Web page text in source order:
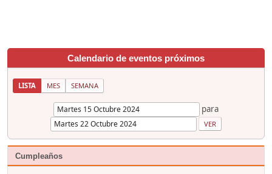
Calendario de eventos próximos
LISTA MES SEMANA
para
Cumpleaños